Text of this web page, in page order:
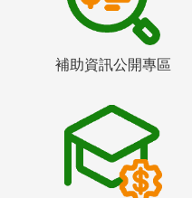
補助資訊公開專區